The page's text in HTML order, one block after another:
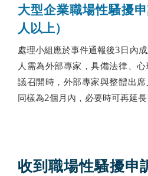
大型企業職場性騷擾
人以上）
處理小組應於事件通報後3日內
人需為外部專家，具備法律、
議召開時，外部專家與整體出
同樣為2個月內，必要時可再延長
收到職場性騷擾申